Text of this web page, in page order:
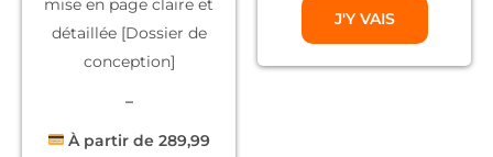
mise en page claire et
détaillée [Dossier de
conception]
–
À partir de 289,99
J'Y VAIS